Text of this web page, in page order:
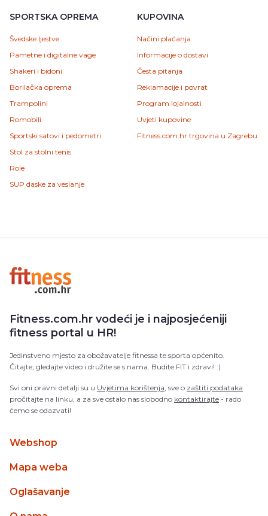
SPORTSKA OPREMA
Švedske ljestve
Pametne i digitalne vage
Shakeri i bidoni
Borilačka oprema
Trampolini
Romobili
Sportski satovi i pedometri
Stol za stolni tenis
Role
SUP daske za veslanje
KUPOVINA
Načini plaćanja
Informacije o dostavi
Česta pitanja
Reklamacije i povrat
Program lojalnosti
Uvjeti kupovine
Fitness.com.hr trgovina u Zagrebu
Fitness.com.hr vodeći je i najposjećeniji
fitness portal u HR!
Jedinstveno mjesto za obožavatelje fitnessa te sporta općenito.
Čitajte, gledajte video i družite se s nama. Budite FIT i zdravi! :)
Svi oni pravni detalji su u Uvjetima korištenja , sve o zaštiti podataka
pročitajte na linku, a za sve ostalo nas slobodno kontaktirajte - rado
ćemo se odazvati!
Webshop
Mapa weba
Oglašavanje